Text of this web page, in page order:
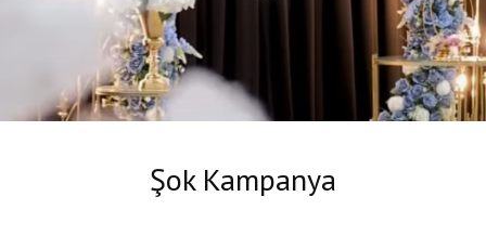
BLOG
İLETIŞIM
Şok Kampanya